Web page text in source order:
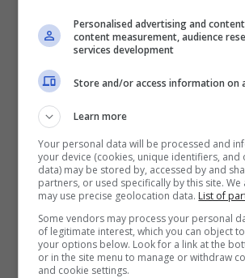
struccarsi sempre bene la sera
dormire. Fare la maschera per
regolarità. Usare sempre una buona
protezione elevata sotto il sole.
Soprattutto, conta molto lo
bene e ore di sonno adeguate è
mantenersi giovani, fare attività
mangiare sano, soprattutto tanti
buona dose di frutta, bere tanta
buon abitudini che conosciamo
evitarecome la pestelo stress.
Personalised advertising and
content measurement, audience
services development
Store and/or access information on
Learn more
Your personal data will be processed and
your device (cookies, unique identifiers, and
data) may be stored by, accessed by and
partners, or used specifically by this site.
may use precise geolocation data. List of
Some vendors may process your personal
of legitimate interest, which you can object
your options below. Look for a link at the
or in the site menu to manage or withdraw
and cookie settings.